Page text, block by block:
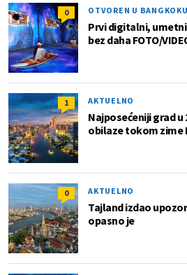
0 OTVOREN U BANGKOKU
Prvi digitalni,
bez daha FOTO/
1 AKTUELNO
Najposećeniji grad u
obilaze tokom zime
0 AKTUELNO
Tajland izdao
opasno je